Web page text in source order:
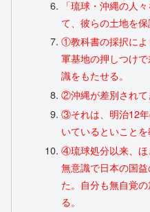
「琉球・沖縄の人
て、彼らの土地を保
①教科書の採択によ
軍基地の押しつけ
識をもたせる。
②沖縄が差別されて
③それは、明治12
いているといことを
④琉球処分以来、ほ
無意識で日本の国
た。自分も無自覚
る。